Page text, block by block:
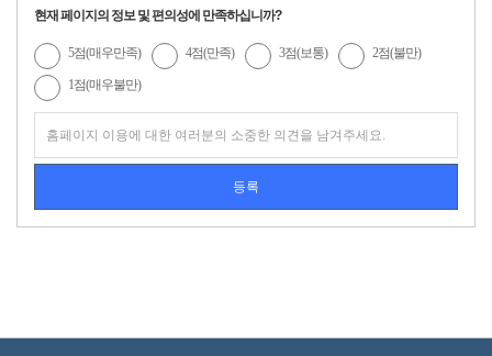
현재 페이지의 정보 및 편의성에 만족하십니까?
5점(매우만족) 4점(만족) 3점(보통) 2점(불만)
1점(매우불만)